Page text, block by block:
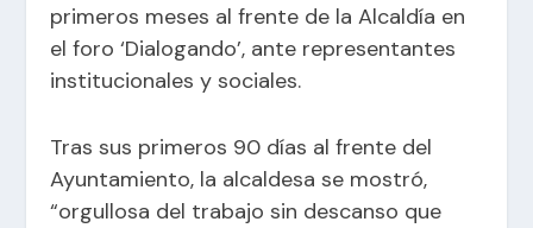
primeros meses al frente de la Alcaldía en
el foro ‘Dialogando’, ante representantes
institucionales y sociales.
Tras sus primeros 90 días al frente del
Ayuntamiento, la alcaldesa se mostró,
“orgullosa del trabajo sin descanso que